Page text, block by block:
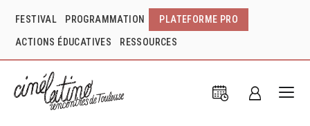
FESTIVAL PROGRAMMATION PLATEFORME PRO
ACTIONS ÉDUCATIVES RESSOURCES